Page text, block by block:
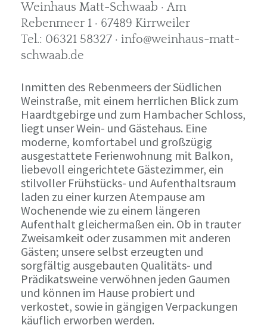
Weinhaus Matt-Schwaab · Am
Rebenmeer 1 · 67489 Kirrweiler
Tel.: 06321 58327 · info@weinhaus-matt-
schwaab.de
Inmitten des Rebenmeers der Südlichen
Weinstraße, mit einem herrlichen Blick zum
Haardtgebirge und zum Hambacher Schloss,
liegt unser Wein- und Gästehaus. Eine
moderne, komfortabel und großzügig
ausgestattete Ferienwohnung mit Balkon,
liebevoll eingerichtete Gästezimmer, ein
stilvoller Frühstücks- und Aufenthaltsraum
laden zu einer kurzen Atempause am
Wochenende wie zu einem längeren
Aufenthalt gleichermaßen ein. Ob in trauter
Zweisamkeit oder zusammen mit anderen
Gästen; unsere selbst erzeugten und
sorgfältig ausgebauten Qualitäts- und
Prädikatsweine verwöhnen jeden Gaumen
und können im Hause probiert und
verkostet, sowie in gängigen Verpackungen
käuflich erworben werden.